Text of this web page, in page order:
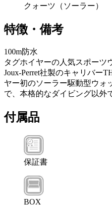
クォーツ（ソーラー）
特徴・備考
100m防水
タグホイヤーの人気スポーツ
Joux-Perret社製のキャリバー
ヤー初のソーラー駆動型ウォ
で、本格的なダイビング以外
付属品
保証書
BOX